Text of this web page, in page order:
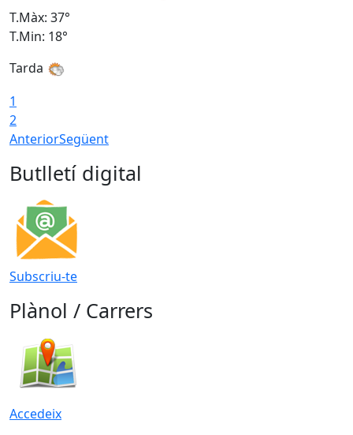
T.Màx: 37°
T.Min: 18°
Tarda
1
2
AnteriorSegüent
Butlletí digital
Subscriu-te
Plànol / Carrers
Accedeix